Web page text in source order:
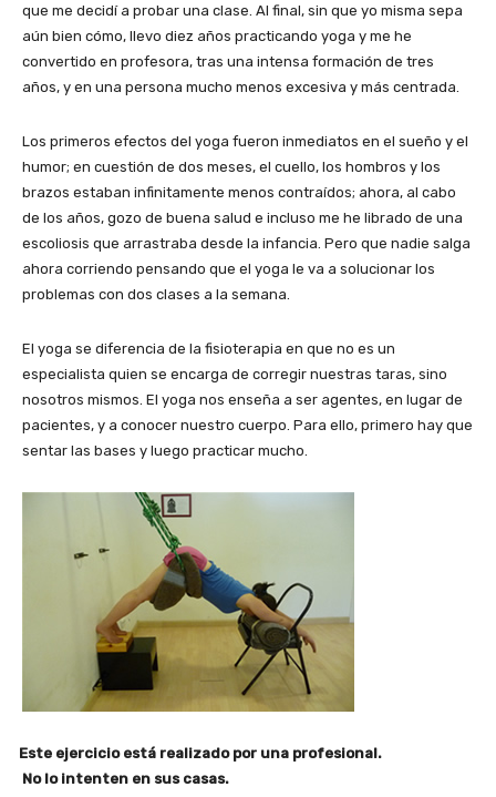
que me decidí a probar una clase. Al final, sin que yo misma sepa
aún bien cómo, llevo diez años practicando yoga y me he
convertido en profesora, tras una intensa formación de tres
años, y en una persona mucho menos excesiva y más centrada.
Los primeros efectos del yoga fueron inmediatos en el sueño y el
humor; en cuestión de dos meses, el cuello, los hombros y los
brazos estaban infinitamente menos contraídos; ahora, al cabo
de los años, gozo de buena salud e incluso me he librado de una
escoliosis que arrastraba desde la infancia. Pero que nadie salga
ahora corriendo pensando que el yoga le va a solucionar los
problemas con dos clases a la semana.
El yoga se diferencia de la fisioterapia en que no es un
especialista quien se encarga de corregir nuestras taras, sino
nosotros mismos. El yoga nos enseña a ser agentes, en lugar de
pacientes, y a conocer nuestro cuerpo. Para ello, primero hay que
sentar las bases y luego practicar mucho.
Este ejercicio está realizado por una profesional.
No lo intenten en sus casas.